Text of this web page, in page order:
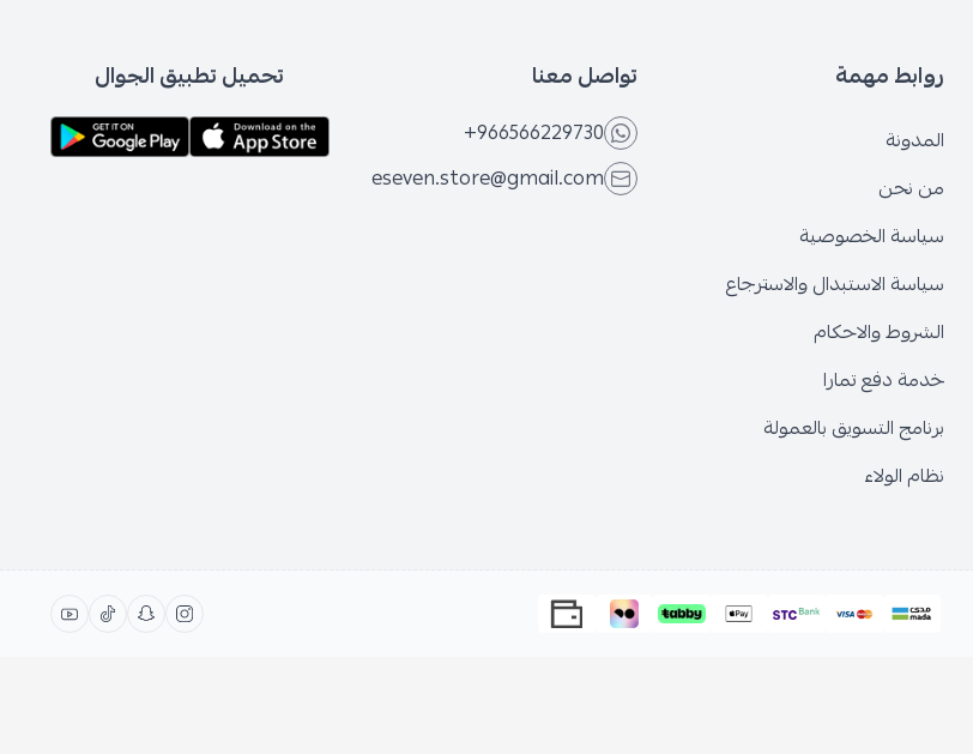
روابط مهمة
المدونة
من نحن
سياسة الخصوصية
سياسة الاستبدال والاسترجاع
الشروط والاحكام
خدمة دفع تمارا
برنامج التسويق بالعمولة
نظام الولاء
تواصل معنا
+966566229730
eseven.store@gmail.com
تحميل تطبيق الجوال